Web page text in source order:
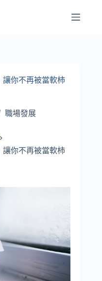
讓你不再被當軟柿
職場發展
讓你不再被當軟柿